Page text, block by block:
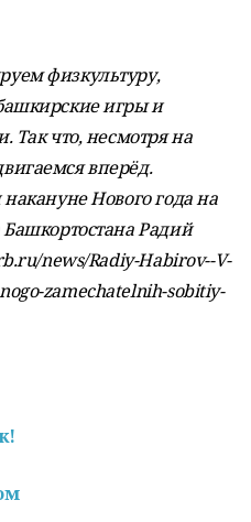
физкультуру,
игры и
Так что, несмотря на
вперёд.
Нового года на
Башкортостана Радий
news/Radiy-Habirov--V-
zamechatelnih-sobitiy-